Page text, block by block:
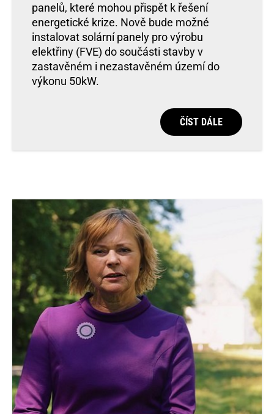
panelů, které mohou přispět k řešení
energetické krize. Nově bude možné
instalovat solární panely pro výrobu
elektřiny (FVE) do součásti stavby v
zastavěném i nezastavěném území do
výkonu 50kW.
ČÍST DÁLE